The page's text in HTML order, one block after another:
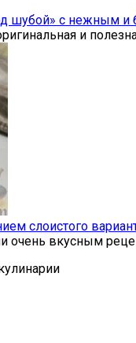
шубой» с нежным
и
слоистого
очень вкусным